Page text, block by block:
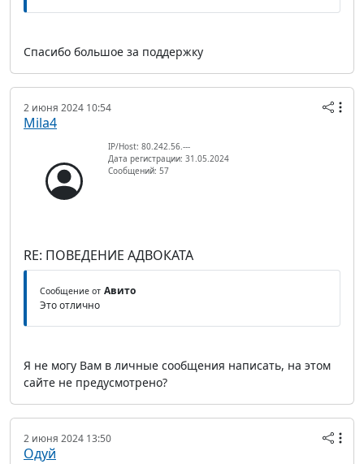
Спасибо большое за поддержку
2 июня 2024 10:54
Mila4
IP/Host: 80.242.56.---
Дата регистрации: 31.05.2024
Сообщений: 57
RE: ПОВЕДЕНИЕ АДВОКАТА
Сообщение от Авито
Это отлично
Я не могу Вам в личные сообщения написать, на этом
сайте не предусмотрено?
2 июня 2024 13:50
Одуй